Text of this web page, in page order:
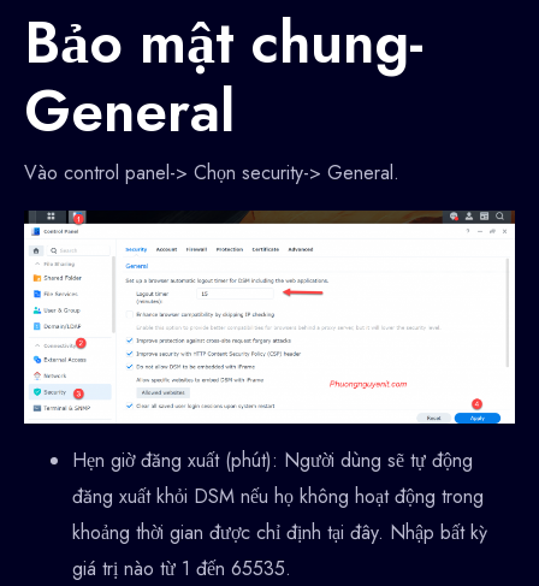
Bảo mật chung-
General
Vào control panel-> Chọn security-> General.
Hẹn giờ đăng xuất (phút): Người dùng sẽ tự động
đăng xuất khỏi DSM nếu họ không hoạt động trong
khoảng thời gian được chỉ định tại đây. Nhập bất kỳ
giá trị nào từ 1 đến 65535.